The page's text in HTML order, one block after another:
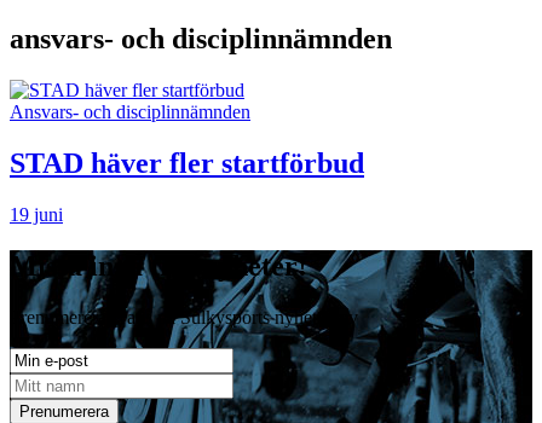
ansvars- och disciplinnämnden
Ansvars- och disciplinnämnden
STAD häver fler startförbud
19 juni
Missa inga travnyheter!
Prenumerera gratis på Sulkysports nyhetsbrev